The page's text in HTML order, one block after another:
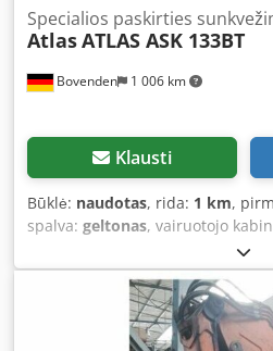
Bovenden 1 006 km
Specialios paskirties
AtlasATLAS ASK 133BT
Klausti
Būklė: naudotas, rida: 1 km,
spalva: geltonas, vairuotojo